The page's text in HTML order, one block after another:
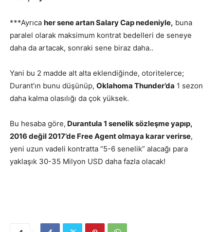
***Ayrıca her sene artan Salary Cap nedeniyle, buna
paralel olarak maksimum kontrat bedelleri de seneye
daha da artacak, sonraki sene biraz daha..
Yani bu 2 madde alt alta eklendiğinde, otoritelerce;
Durant’ın bunu düşünüp, Oklahoma Thunder’da 1 sezon
daha kalma olasılığı da çok yüksek.
Bu hesaba göre, Durantula 1 senelik sözleşme yapıp,
2016 değil 2017’de Free Agent olmaya karar verirse,
yeni uzun vadeli kontratta “5-6 senelik” alacağı para
yaklaşık 30-35 Milyon USD daha fazla olacak!